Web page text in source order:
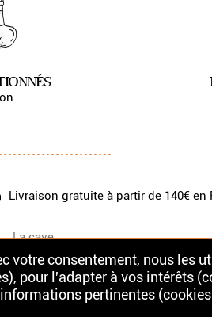
Livraison gratuite à partir de 140€ en
La cave
Contact
votre consentement, nous les
pour l'adapter à vos intérêts
pertinentes